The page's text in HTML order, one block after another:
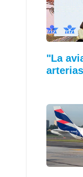
"La